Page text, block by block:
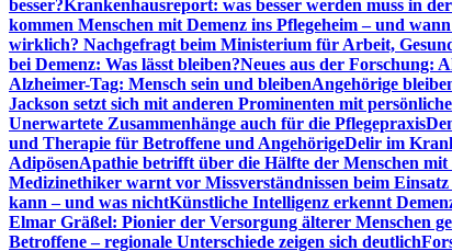
besser?Krankenhausreport: was besser werden muss in
kommen Menschen mit Demenz ins Pflegeheim – und
wirklich? Nachgefragt beim Ministerium für Arbeit,
bei Demenz: Was lässt bleiben?Neues aus der Forschung:
Alzheimer-Tag: Mensch sein und bleibenAngehörige
Jackson setzt sich mit anderen Prominenten mit
Unerwartete Zusammenhänge auch für die Pflegepraxis
und Therapie für Betroffene und AngehörigeDelir im
AdipösenApathie betrifft über die Hälfte der Menschen
Medizinethiker warnt vor Missverständnissen beim
kann – und was nichtKünstliche Intelligenz erkennt
Elmar Gräßel: Pionier der Versorgung älterer Menschen
Betroffene – regionale Unterschiede zeigen sich deutlich